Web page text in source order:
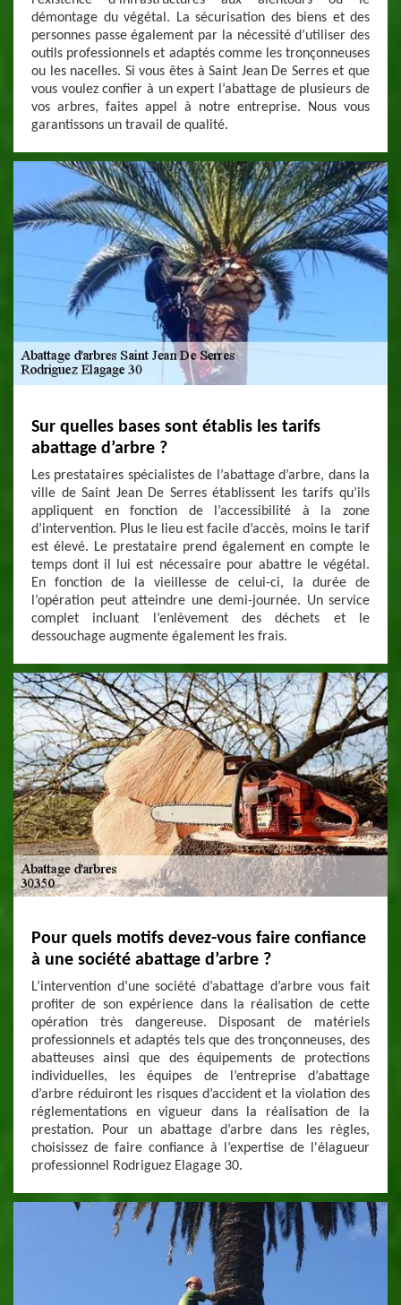
démontage du végétal. La sécurisation des biens et des
personnes passe également par la nécessité d’utiliser des
outils professionnels et adaptés comme les tronçonneuses
ou les nacelles. Si vous êtes à Saint Jean De Serres et que
vous voulez confier à un expert l’abattage de plusieurs de
vos arbres, faites appel à notre entreprise. Nous vous
garantissons un travail de qualité.
Sur quelles bases sont établis les tarifs
abattage d’arbre ?
Les prestataires spécialistes de l’abattage d’arbre, dans la
ville de Saint Jean De Serres établissent les tarifs qu’ils
appliquent en fonction de l’accessibilité à la zone
d’intervention. Plus le lieu est facile d’accès, moins le tarif
est élevé. Le prestataire prend également en compte le
temps dont il lui est nécessaire pour abattre le végétal.
En fonction de la vieillesse de celui-ci, la durée de
l’opération peut atteindre une demi-journée. Un service
complet incluant l’enlèvement des déchets et le
dessouchage augmente également les frais.
Pour quels motifs devez-vous faire confiance
à une société abattage d’arbre ?
L’intervention d’une société d’abattage d’arbre vous fait
profiter de son expérience dans la réalisation de cette
opération très dangereuse. Disposant de matériels
professionnels et adaptés tels que des tronçonneuses, des
abatteuses ainsi que des équipements de protections
individuelles, les équipes de l’entreprise d’abattage
d’arbre réduiront les risques d’accident et la violation des
réglementations en vigueur dans la réalisation de la
prestation. Pour un abattage d’arbre dans les règles,
choisissez de faire confiance à l’expertise de l'élagueur
professionnel Rodriguez Elagage 30.